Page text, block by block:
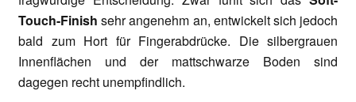
Touch-Finish sehr angenehm an, entwickelt sich jedoch
bald zum Hort für Fingerabdrücke. Die silbergrauen
Innenflächen und der mattschwarze Boden sind
dagegen recht unempfindlich.